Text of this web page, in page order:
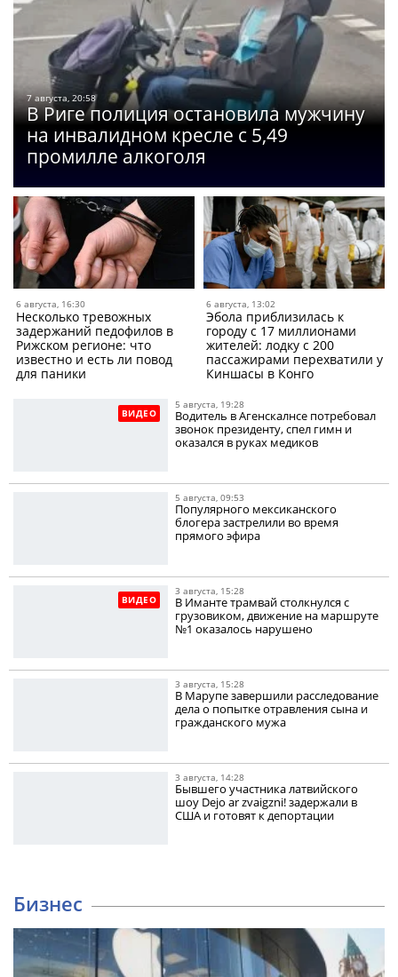
7 августа, 20:58
В Риге полиция остановила мужчину
на инвалидном кресле с 5,49
промилле алкоголя
6 августа, 16:30
Несколько тревожных
задержаний педофилов в
Рижском регионе: что
известно и есть ли повод
для паники
6 августа, 13:02
Эбола приблизилась к
городу с 17 миллионами
жителей: лодку с 200
пассажирами перехватили у
Киншасы в Конго
ВИДЕО
5 августа, 19:28
Водитель в Агенскалнсе потребовал
звонок президенту, спел гимн и
оказался в руках медиков
5 августа, 09:53
Популярного мексиканского
блогера застрелили во время
прямого эфира
ВИДЕО
3 августа, 15:28
В Иманте трамвай столкнулся с
грузовиком, движение на маршруте
№1 оказалось нарушено
3 августа, 15:28
В Марупе завершили расследование
дела о попытке отравления сына и
гражданского мужа
3 августа, 14:28
Бывшего участника латвийского
шоу Dejo ar zvaigzni! задержали в
США и готовят к депортации
Бизнес